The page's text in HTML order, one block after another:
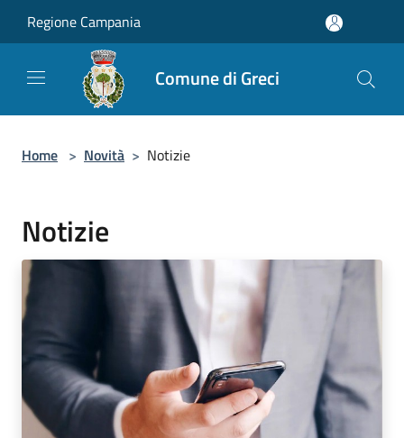
Regione Campania
Comune di Greci
Home > Novità > Notizie
Notizie